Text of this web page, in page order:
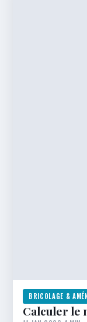
BRICOLAGE &
Calculer le